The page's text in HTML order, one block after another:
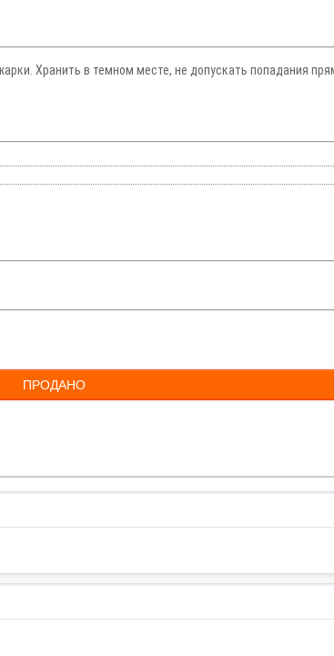
Хранить в темном месте, не допускать попадания
ПРОДАНО